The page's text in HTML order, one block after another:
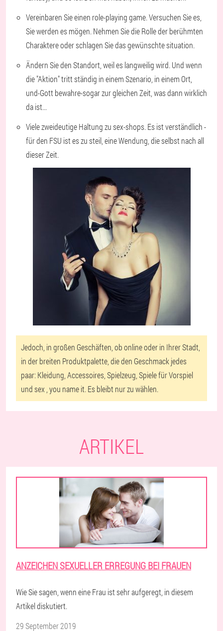
Vereinbaren Sie einen role-playing game. Versuchen Sie es,
Sie werden es mögen. Nehmen Sie die Rolle der berühmten
Charaktere oder schlagen Sie das gewünschte situation.
Ändern Sie den Standort, weil es langweilig wird. Und wenn
die "Aktion" tritt ständig in einem Szenario, in einem Ort,
und-Gott bewahre-sogar zur gleichen Zeit, was dann wirklich
da ist...
Viele zweideutige Haltung zu sex-shops. Es ist verständlich -
für den FSU ist es zu steil, eine Wendung, die selbst nach all
dieser Zeit.
Jedoch, in großen Geschäften, ob online oder in Ihrer Stadt,
in der breiten Produktpalette, die den Geschmack jedes
paar: Kleidung, Accessoires, Spielzeug, Spiele für Vorspiel
und sex , you name it. Es bleibt nur zu wählen.
ARTIKEL
ANZEICHEN SEXUELLER ERREGUNG BEI FRAUEN
Wie Sie sagen, wenn eine Frau ist sehr aufgeregt, in diesem
Artikel diskutiert.
29 September 2019